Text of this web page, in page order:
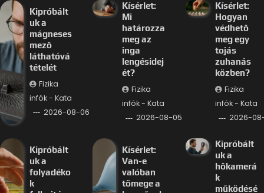
Kipróbált
uk a
mágneses
mező
láthatóvá
tételét
Fizika
infók - Kata
2026-08-06
Kísérlet:
Mi
határozza
meg az
inga
lengésidej
ét?
Fizika
infók - Kata
2026-08-05
Kísérlet:
Hogyan
védhető
meg egy
tojás
zuhanás
közben?
Fizika
infók - Kata
2026-
Kipróbált
uk a
folyadéko
k
Kísérlet:
Van-e
valóban
tömege a
Kipróbált
uk a
hőkamerá
k
működésé